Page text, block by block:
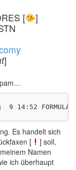
[
]
]
14:52
Es handelt sich
[
] soll,
Namen
ich überhaupt